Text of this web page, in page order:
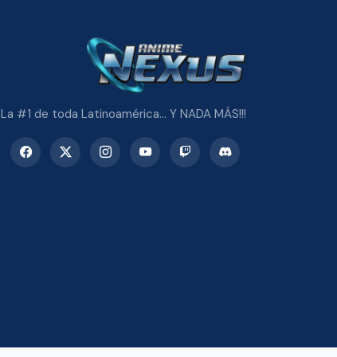
La #1 de toda Latinoamérica... Y NADA MÁS!!!